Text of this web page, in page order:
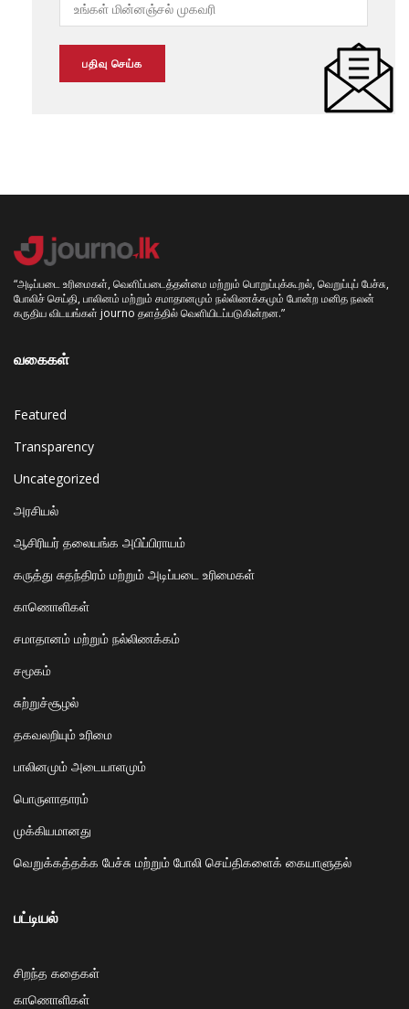
“அடிப்படை உரிமைகள், வெளிப்படைத்தன்மை மற்றும் பொறுப்புக்கூறல், வெறுப்புப் பேச்சு,
போலிச் செய்தி, பாலினம் மற்றும் சமாதானமும் நல்லிணக்கமும் போன்ற மனித நலன்
கருதிய விடயங்கள் journo தளத்தில் வெளியிடப்படுகின்றன.”
வகைகள்
Featured
Transparency
Uncategorized
அரசியல்
ஆசிரியர் தலையங்க அபிப்பிராயம்
கருத்து சுதந்திரம் மற்றும் அடிப்படை உரிமைகள்
காணொளிகள்
சமாதானம் மற்றும் நல்லிணக்கம்
சமூகம்
சுற்றுச்சூழல்
தகவலறியும் உரிமை
பாலினமும் அடையாளமும்
பொருளாதாரம்
முக்கியமானது
வெறுக்கத்தக்க பேச்சு மற்றும் போலி செய்திகளைக் கையாளுதல்
பட்டியல்
சிறந்த கதைகள்
காணொளிகள்